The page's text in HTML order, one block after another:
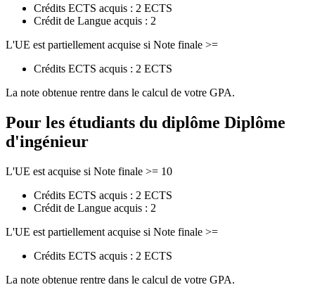
Crédits ECTS acquis : 2 ECTS
Crédit de Langue acquis : 2
L'UE est partiellement acquise si Note finale >=
Crédits ECTS acquis : 2 ECTS
La note obtenue rentre dans le calcul de votre GPA.
Pour les étudiants du diplôme Diplôme
d'ingénieur
L'UE est acquise si Note finale >= 10
Crédits ECTS acquis : 2 ECTS
Crédit de Langue acquis : 2
L'UE est partiellement acquise si Note finale >=
Crédits ECTS acquis : 2 ECTS
La note obtenue rentre dans le calcul de votre GPA.